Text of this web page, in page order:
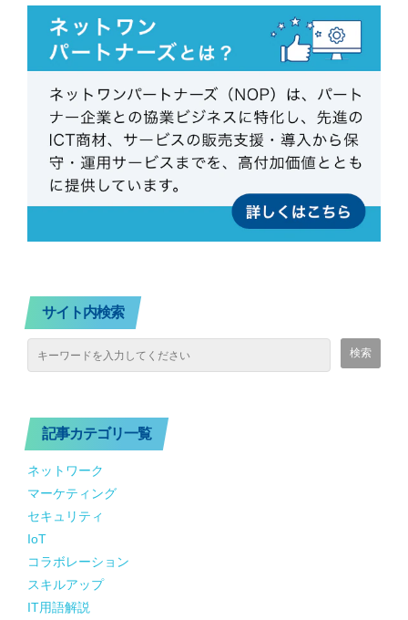
サイト内検索
記事カテゴリ一覧
ネットワーク
マーケティング
セキュリティ
IoT
コラボレーション
スキルアップ
IT用語解説